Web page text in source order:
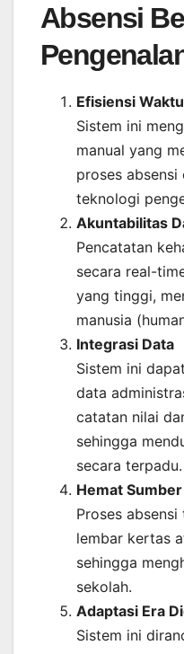
Absensi
Efisiensi Waktu
Sistem ini
manual yang
proses
teknologi
Akuntabilitas
Pencatatan
secara real-
yang tinggi,
manusia
Integrasi Data
Sistem ini
data
catatan nilai
sehingga
secara terpadu.
Hemat
Proses
lembar kertas
sehingga
sekolah.
Adaptasi Era
Sistem ini